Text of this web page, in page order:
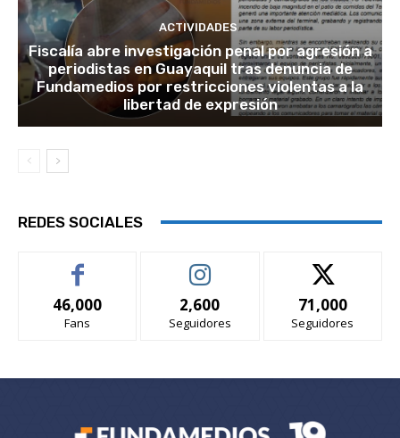
ACTIVIDADES
Fiscalía abre investigación penal por agresión a
periodistas en Guayaquil tras denuncia de
Fundamedios por restricciones violentas a la
libertad de expresión
REDES SOCIALES
46,000
Fans
2,600
Seguidores
71,000
Seguidores